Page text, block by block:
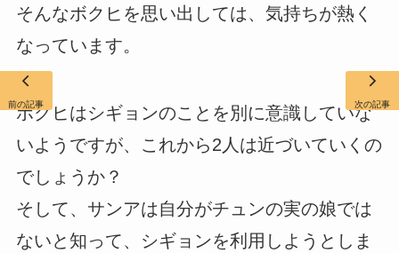
そんなボクヒを思い出しては、気持ちが熱く
なっています。
ボクヒはシギョンのことを別に意識していな
いようですが、これから2人は近づいていくの
でしょうか？
そして、サンアは自分がチュンの実の娘では
ないと知って、シギョンを利用しようとしま
前の記事 次の記事